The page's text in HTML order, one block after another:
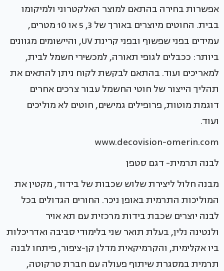
אפשרות בחירה בהתאם למוצר האלקטרוני ולמיקומו
בבית. החוטים מיוצרים באורך של 3, 5 או 10 מטרים,
עמידים בפני שפשוף ובפני קרינת UV, והיישומים מגוונים
ביותר: ככבלים לגופי תאורה, למכשירי חשמל לבית,
למאריכים ועוד. בהתאם לבקשת לקוח ניתן להתאים את
תהליך הייצור של חוטי החשמל עבור צרכים אחרים
דוגמת מוטות, פרופילים גמישים, חוטים לא מוליכים
ועוד.
www.decovision-omerin.com
לבנה תרמית- דגם סטפן
מבנה חלול ליצירת שלוש שכבות של בידוד, מקטין את
המוליכות התרמית באופן ניכר. החורים הגדולים בכל
לבנה יוצרים שכבת בידות מרכזית עם תא אויר
ולנטינה נלין, בעלת תואר שני בלימודי סביבה ואדריכלות
ביו אקלימית, והקרמיקאית מדלן קן-ציפור, פיתחו לבנה
תרמית במסגרת שיתוף פעולה עם חברת טרקוטה,